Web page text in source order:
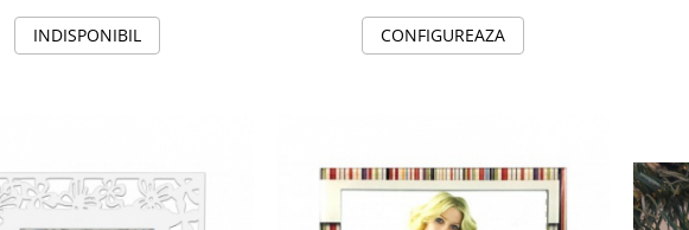
INDISPONIBIL CONFIGUREAZA